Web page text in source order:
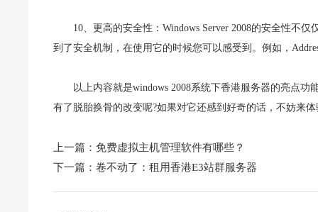
10、更高的安全性：Windows Server 2008的安全性不
到了安全机制，在使用它的时候您可以感受到。例如，
以上内容就是windows 2008系统下香港服务器的亮点
有了脱胎换骨的改变呢?如果对它还感到好奇的话，不妨来
上一篇： 免费虚拟主机管理软件有哪些？
下一篇： 卷不动了：租用香港E3站群服务器